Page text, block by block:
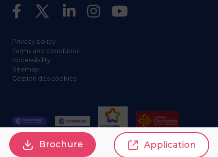
Privacy policy
Terms and conditions
Accessibility
Sitemap
Gestion des cookies
Brochure Application